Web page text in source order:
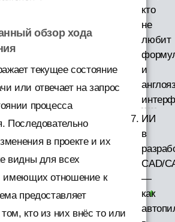
обзор хода
текущее состояние
или отвечает на запрос
процесса
Последовательно
в проекте и их
видны для всех
имеющих отношение к
предоставляет
кто из них внёс то или
кто
не
любит
и
ИИ
в
CAD/
—
как